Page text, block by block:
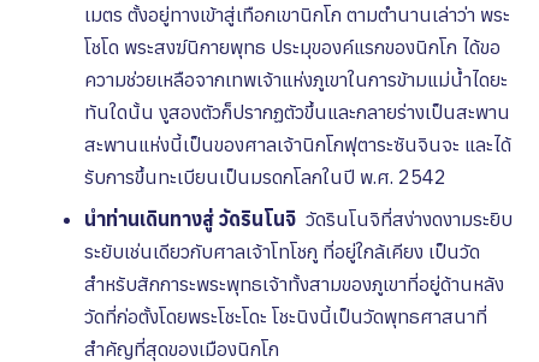
เมตร ตั้งอยู่ทางเข้าสู่เทือกเขานิกโก ตามตำนานเล่าว่า พระ
โชโด พระสงฆ์นิกายพุทธ ประมุของค์แรกของนิกโก ได้ขอ
ความช่วยเหลือจากเทพเจ้าแห่งภูเขาในการข้ามแม่น้ำไดยะ
ทันใดนั้น งูสองตัวก็ปรากฏตัวขึ้นและกลายร่างเป็นสะพาน
สะพานแห่งนี้เป็นของศาลเจ้านิกโกฟุตาระซันจินจะ และได้
รับการขึ้นทะเบียนเป็นมรดกโลกในปี พ.ศ. 2542
นำท่านเดินทางสู่ วัดรินโนจิ วัดรินโนจิที่สง่างดงามระยิบ
ระยับเช่นเดียวกับศาลเจ้าโทโชกู ที่อยู่ใกล้เคียง เป็นวัด
สำหรับสักการะพระพุทธเจ้าทั้งสามของภูเขาที่อยู่ด้านหลัง
วัดที่ก่อตั้งโดยพระโชะโดะ โชะนิงนี้เป็นวัดพุทธศาสนาที่
สำคัญที่สุดของเมืองนิกโก